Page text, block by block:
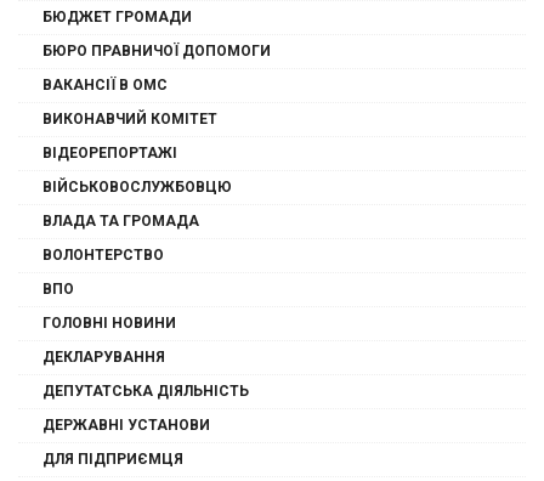
БЮДЖЕТ ГРОМАДИ
БЮРО ПРАВНИЧОЇ ДОПОМОГИ
ВАКАНСІЇ В ОМС
ВИКОНАВЧИЙ КОМІТЕТ
ВІДЕОРЕПОРТАЖІ
ВІЙСЬКОВОСЛУЖБОВЦЮ
ВЛАДА ТА ГРОМАДА
ВОЛОНТЕРСТВО
ВПО
ГОЛОВНІ НОВИНИ
ДЕКЛАРУВАННЯ
ДЕПУТАТСЬКА ДІЯЛЬНІСТЬ
ДЕРЖАВНІ УСТАНОВИ
ДЛЯ ПІДПРИЄМЦЯ